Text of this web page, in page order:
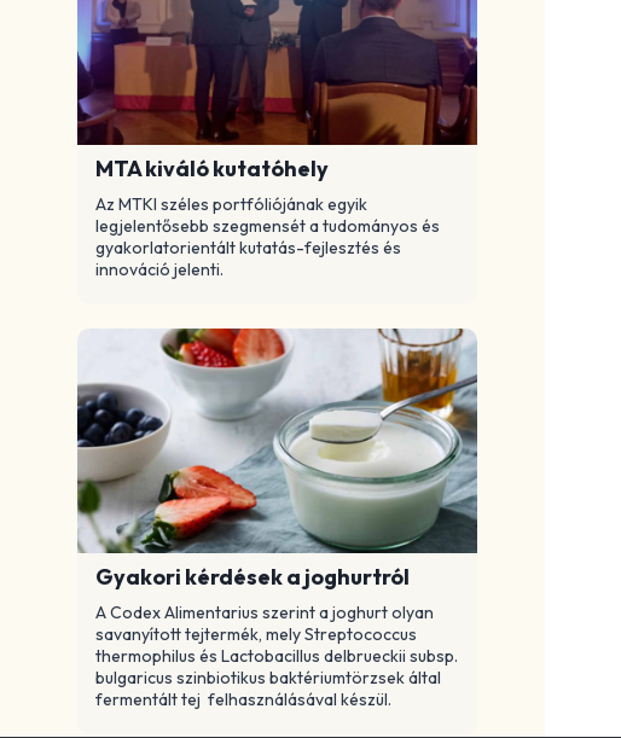
MTA kiváló kutatóhely
Az MTKI széles portfóliójának egyik
legjelentősebb szegmensét a tudományos és
gyakorlatorientált kutatás-fejlesztés és
innováció jelenti.
Gyakori kérdések a joghurtról
A Codex Alimentarius szerint a joghurt olyan
savanyított tejtermék, mely Streptococcus
thermophilus és Lactobacillus delbrueckii subsp.
bulgaricus szinbiotikus baktériumtörzsek által
fermentált tej felhasználásával készül.